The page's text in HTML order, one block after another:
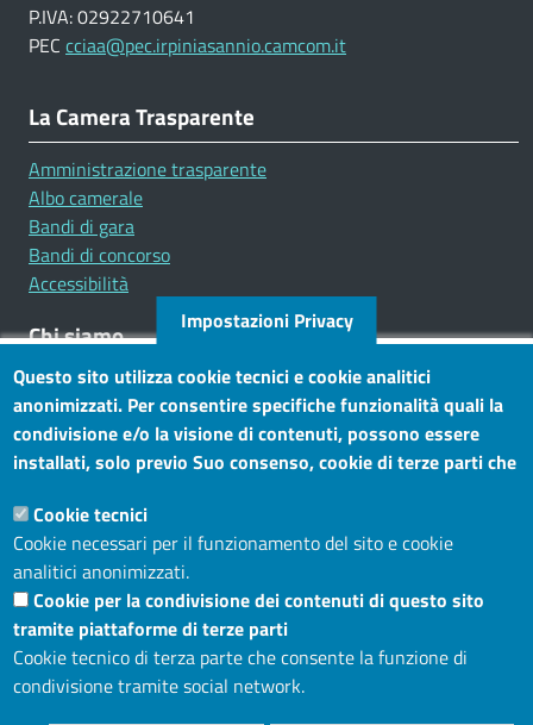
P.IVA: 02922710641
PEC cciaa@pec.irpiniasannio.camcom.it
La Camera Trasparente
Amministrazione trasparente
Albo camerale
Bandi di gara
Bandi di concorso
Accessibilità
Chi siamo
Mission
Statuto e carta dei servizi
Social
Sito web
Accesso riservato
Mappa del sito
Impostazioni Privacy
Questo sito utilizza cookie tecnici e cookie analitici
anonimizzati. Per consentire specifiche funzionalità quali la
condivisione e/o la visione di contenuti, possono essere
installati, solo previo Suo consenso, cookie di terze parti che
questo banner, può accettare tutti i cookies, selezionare le
categorie di cookie di cui consente l’utilizzo e/o modificare le
Sue preferenze. Per vedere la Cookie Policy completa, clicchi
Maggiori informazioni
Cookie tecnici
Cookie necessari per il funzionamento del sito e cookie
analitici anonimizzati.
Cookie per la condivisione dei contenuti di questo sito
tramite piattaforme di terze parti
Cookie tecnico di terza parte che consente la funzione di
condivisione tramite social network.